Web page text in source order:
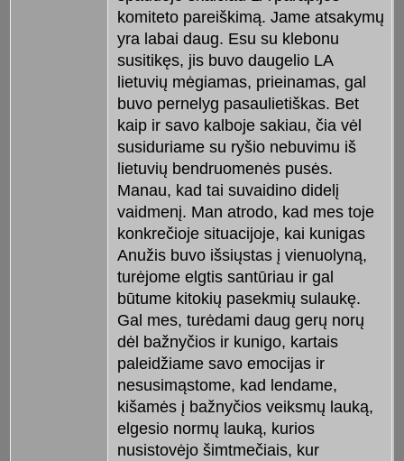
komiteto pareiškimą. Jame atsakymų
yra labai daug. Esu su klebonu
susitikęs, jis buvo daugelio LA
lietuvių mėgiamas, prieinamas, gal
buvo pernelyg pasaulietiškas. Bet
kaip ir savo kalboje sakiau, čia vėl
susiduriame su ryšio nebuvimu iš
lietuvių bendruomenės pusės.
Manau, kad tai suvaidino didelį
vaidmenį. Man atrodo, kad mes toje
konkrečioje situacijoje, kai kunigas
Anužis buvo išsiųstas į vienuolyną,
turėjome elgtis santūriau ir gal
būtume kitokių pasekmių sulaukę.
Gal mes, turėdami daug gerų norų
dėl bažnyčios ir kunigo, kartais
paleidžiame savo emocijas ir
nesusimąstome, kad lendame,
kišamės į bažnyčios veiksmų lauką,
elgesio normų lauką, kurios
nusistovėjo šimtmečiais, kur